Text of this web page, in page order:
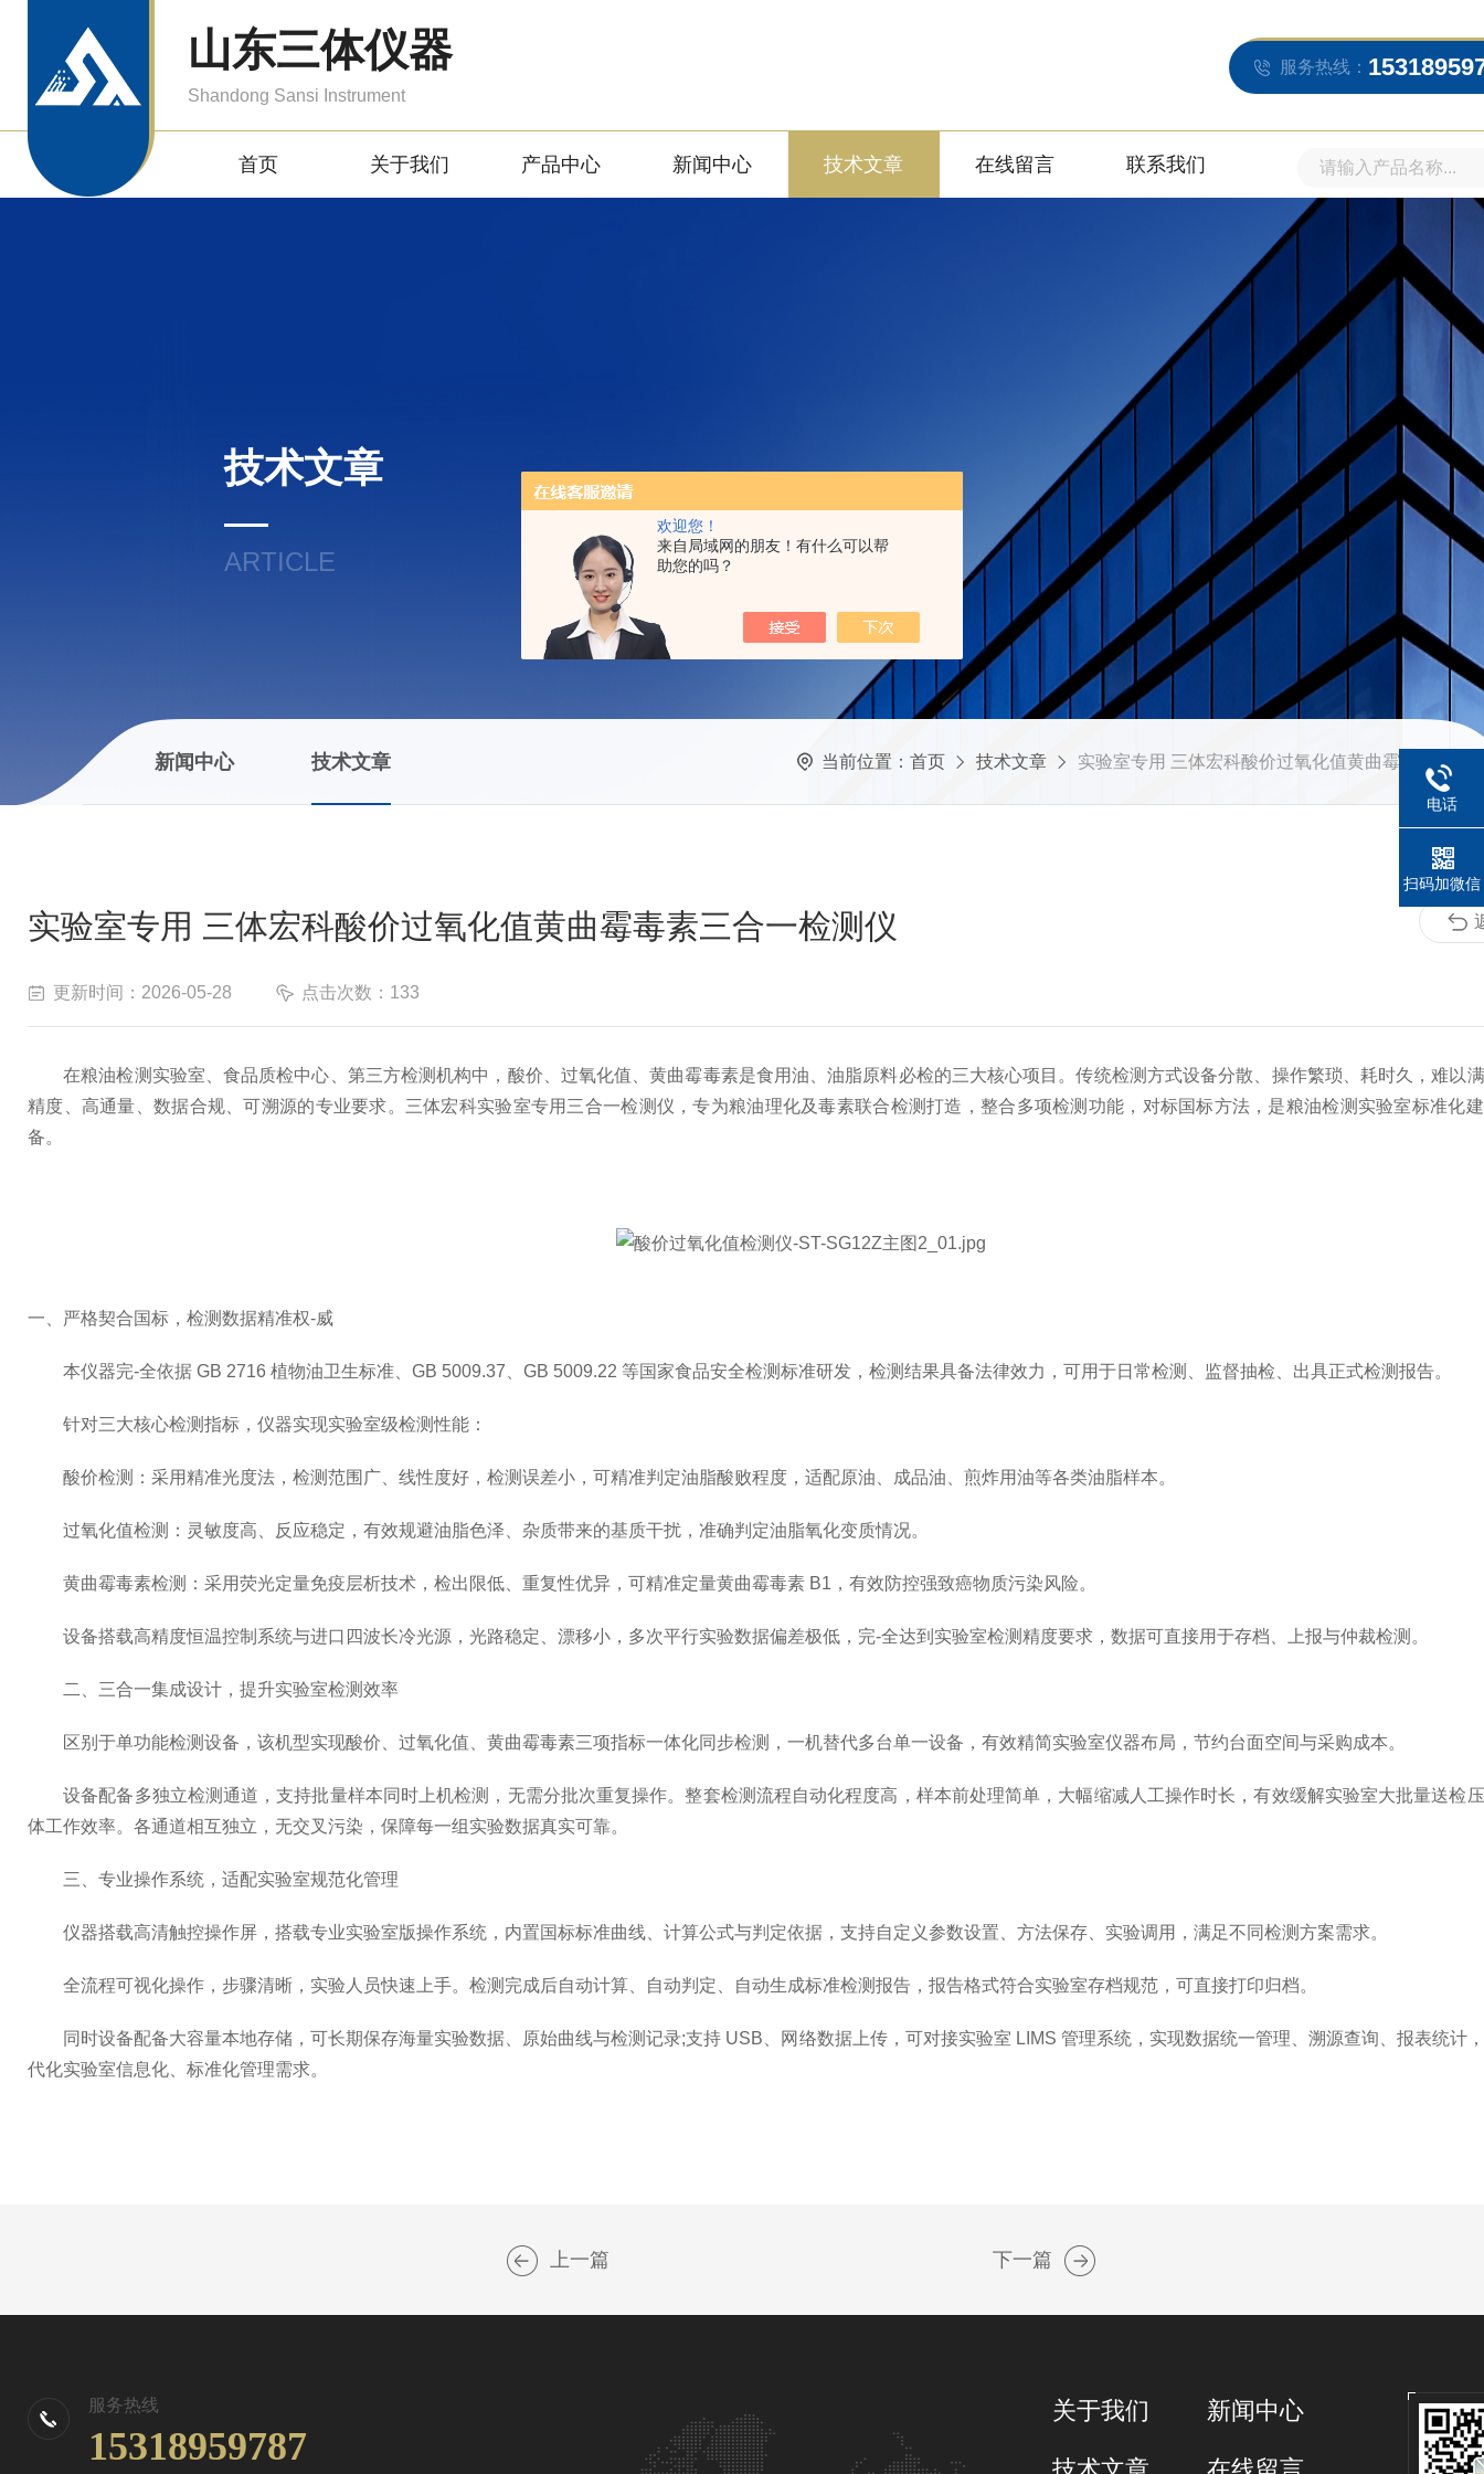
欢迎您！
来自局域网的朋友！有什么可以帮
助您的吗？
山东三体仪器
Shandong Sansi Instrument
服务热线：
首页 关于我们 产品中心 新闻中心 技术文章 在线留言 联系我们
技术文章
ARTICLE
新闻中心 技术文章 当前位置： 首页 技术文章 实验室专用 三体宏科酸价过氧化值黄曲霉毒素三合一检测仪
实验室专用 三体宏科酸价过氧化值黄曲霉毒素三合一检测仪
更新时间：2026-05-28 点击次数：133
在粮油检测实验室、食品质检中心、第三方检测机构中，酸价、过氧化值、黄曲霉毒素是食用油、油脂原料必检的三大核心项目。传统检测方式设备分散、操作繁琐、耗时久，难以
精度、高通量、数据合规、可溯源的专业要求。三体宏科实验室专用三合一检测仪，专为粮油理化及毒素联合检测打造，整合多项检测功能，对标国标方法，是粮油检测实验室标准化
备。
一、严格契合国标，检测数据精准权-威
本仪器完-全依据 GB 2716 植物油卫生标准、GB 5009.37、GB 5009.22 等国家食品安全检测标准研发，检测结果具备法律效力，可用于日常检测、监督抽检、出具正式检测报告。
针对三大核心检测指标，仪器实现实验室级检测性能：
酸价检测：采用精准光度法，检测范围广、线性度好，检测误差小，可精准判定油脂酸败程度，适配原油、成品油、煎炸用油等各类油脂样本。
过氧化值检测：灵敏度高、反应稳定，有效规避油脂色泽、杂质带来的基质干扰，准确判定油脂氧化变质情况。
黄曲霉毒素检测：采用荧光定量免疫层析技术，检出限低、重复性优异，可精准定量黄曲霉毒素 B1，有效防控强致癌物质污染风险。
设备搭载高精度恒温控制系统与进口四波长冷光源，光路稳定、漂移小，多次平行实验数据偏差极低，完-全达到实验室检测精度要求，数据可直接用于存档、上报与仲裁检测。
二、三合一集成设计，提升实验室检测效率
区别于单功能检测设备，该机型实现酸价、过氧化值、黄曲霉毒素三项指标一体化同步检测，一机替代多台单一设备，有效精简实验室仪器布局，节约台面空间与采购成本。
设备配备多独立检测通道，支持批量样本同时上机检测，无需分批次重复操作。整套检测流程自动化程度高，样本前处理简单，大幅缩减人工操作时长，有效缓解实验室大批量送检
体工作效率。各通道相互独立，无交叉污染，保障每一组实验数据真实可靠。
三、专业操作系统，适配实验室规范化管理
仪器搭载高清触控操作屏，搭载专业实验室版操作系统，内置国标标准曲线、计算公式与判定依据，支持自定义参数设置、方法保存、实验调用，满足不同检测方案需求。
全流程可视化操作，步骤清晰，实验人员快速上手。检测完成后自动计算、自动判定、自动生成标准检测报告，报告格式符合实验室存档规范，可直接打印归档。
同时设备配备大容量本地存储，可长期保存海量实验数据、原始曲线与检测记录;支持 USB、网络数据上传，可对接实验室 LIMS 管理系统，实现数据统一管理、溯源查询、报表统计
代化实验室信息化、标准化管理需求。
上一篇 下一篇
服务热线
15318959787
关于我们 新闻中心
电话
扫码加微信